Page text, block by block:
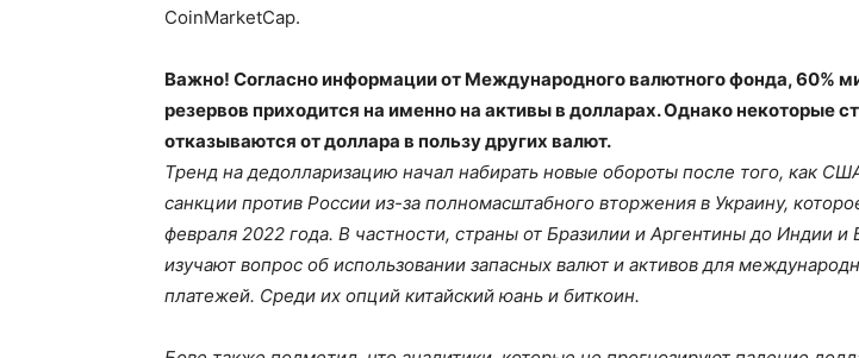
CoinMarketCap.
Важно! Согласно информации от Международного валютного фонда, 60%
резервов приходится на именно на активы в долларах. Однако некоторые
отказываются от доллара в пользу других валют.
Тренд на дедолларизацию начал набирать новые обороты после того, как
санкции против России из-за полномасштабного вторжения в Украину,
февраля 2022 года. В частности, страны от Бразилии и Аргентины до Индии и
изучают вопрос об использовании запасных валют и активов для
платежей. Среди их опций китайский юань и биткоин.